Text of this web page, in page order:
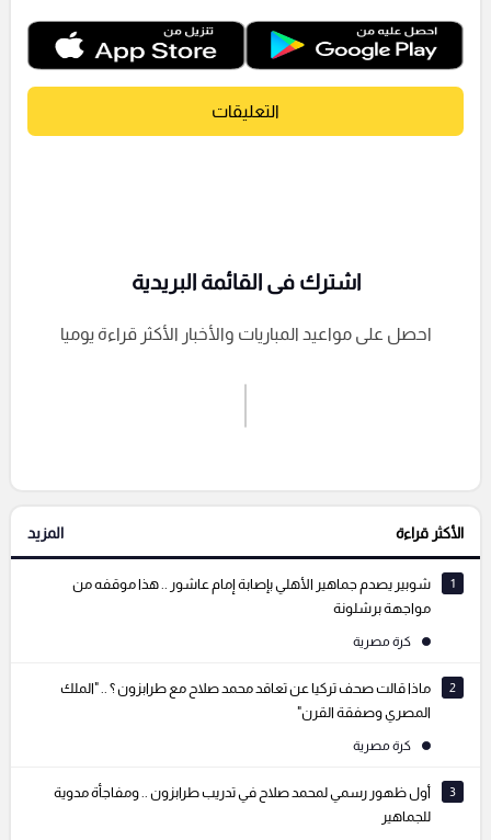
التعليقات
إرسال تعليق
التعليقات السابقة
اشترك فى القائمة البريدية
احصل على مواعيد المباريات والأخبار الأكثر قراءة يوميا
الأكثر قراءة المزيد
1
شوبير يصدم جماهير الأهلي بإصابة إمام عاشور .. هذا موقفه من
مواجهة برشلونة
كرة مصرية
2
ماذا قالت صحف تركيا عن تعاقد محمد صلاح مع طرابزون ؟ .. "الملك
المصري وصفقة القرن"
كرة مصرية
3
أول ظهور رسمي لمحمد صلاح في تدريب طرابزون .. ومفاجأة مدوية
للجماهير